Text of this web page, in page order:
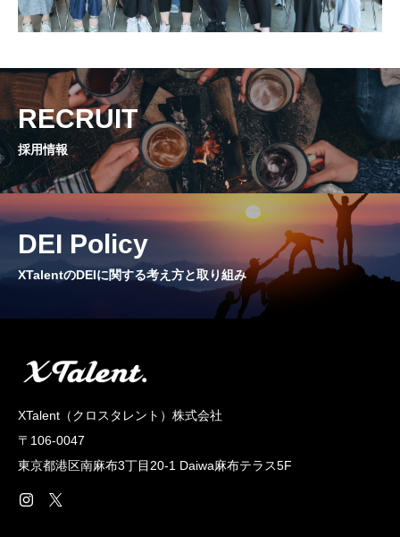
Service
サービス紹介
MEMBERS
社員一覧
CROSS TALK
インタビュー / 座談会
RECRUIT
採用情報
COMPANY
RECRUIT
採用情報
DEI Policy
XTalentのDEIに関する考え方と取り組み
XTalent（クロスタレント）株式会社
〒106-0047
東京都港区南麻布3丁目20‐1 Daiwa麻布テラス5F